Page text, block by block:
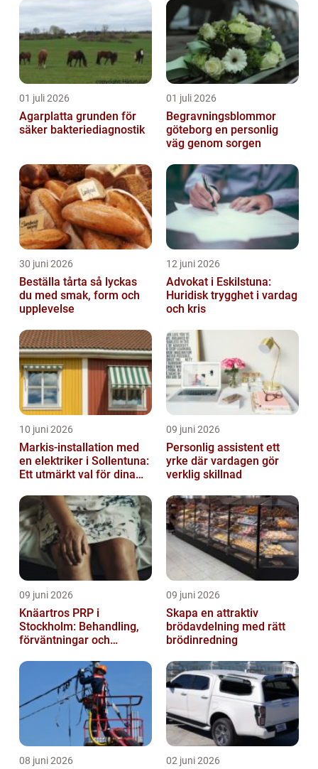
01 juli 2026
Agarplatta grunden för
säker bakteriediagnostik
01 juli 2026
Begravningsblommor
göteborg en personlig
väg genom sorgen
30 juni 2026
Beställa tårta så lyckas
du med smak, form och
upplevelse
12 juni 2026
Advokat i Eskilstuna:
Huridisk trygghet i vardag
och kris
10 juni 2026
Markis-installation med
en elektriker i Sollentuna:
Ett utmärkt val för dina
09 juni 2026
Personlig assistent ett
yrke där vardagen gör
verklig skillnad
09 juni 2026
Knäartros PRP i
Stockholm: Behandling,
förväntningar och
09 juni 2026
Skapa en attraktiv
brödavdelning med rätt
brödinredning
08 juni 2026 02 juni 2026